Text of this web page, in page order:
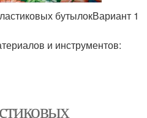
бутылокВариант 1
и инструментов: